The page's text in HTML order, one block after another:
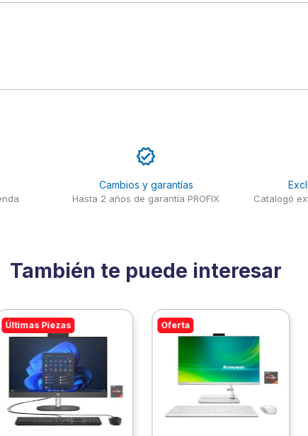
Cambios y garantías
Hasta 2 años de garantía PROFIX Catalogó
También te puede interesar
Últimas Piezas Oferta